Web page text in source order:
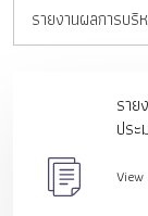
รายงานผลการบ
ราย
ปร